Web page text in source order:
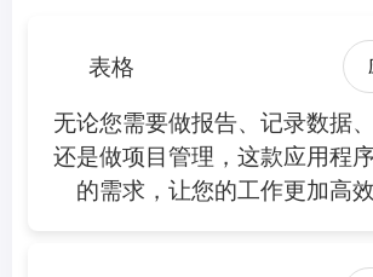
表格
无论您需要做报告、记录数据、
还是做项目管理，这款应用程
的需求，让您的工作更加高